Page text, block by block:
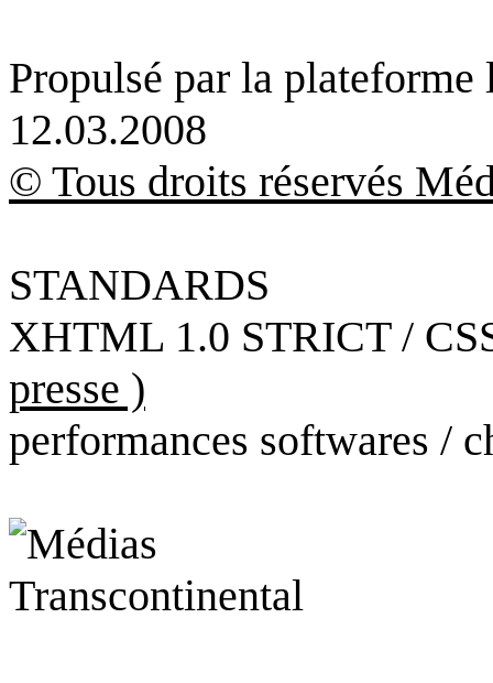
Propulsé par la plateforme
12.03.2008
© Tous droits réservés
STANDARDS
XHTML 1.0 STRICT /
presse )
performances softwares /